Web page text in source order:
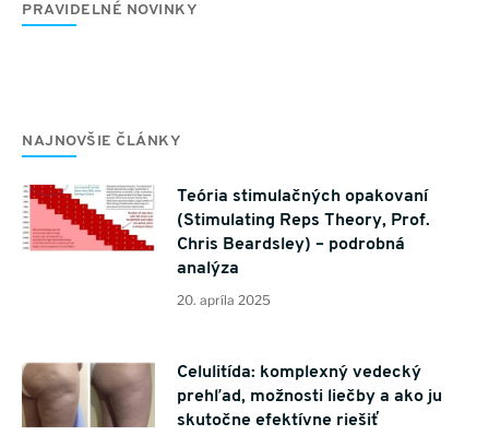
PRAVIDELNÉ NOVINKY
NAJNOVŠIE ČLÁNKY
Teória stimulačných opakovaní
(Stimulating Reps Theory, Prof.
Chris Beardsley) – podrobná
analýza
20. apríla 2025
Celulitída: komplexný vedecký
prehľad, možnosti liečby a ako ju
skutočne efektívne riešiť